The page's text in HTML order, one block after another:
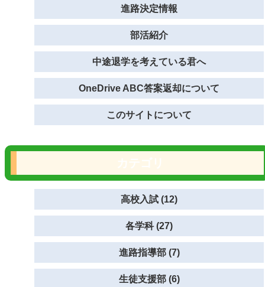
進路決定情報
部活紹介
中途退学を考えている君へ
OneDrive ABC答案返却について
このサイトについて
高校入試 (12)
各学科 (27)
進路指導部 (7)
生徒支援部 (6)